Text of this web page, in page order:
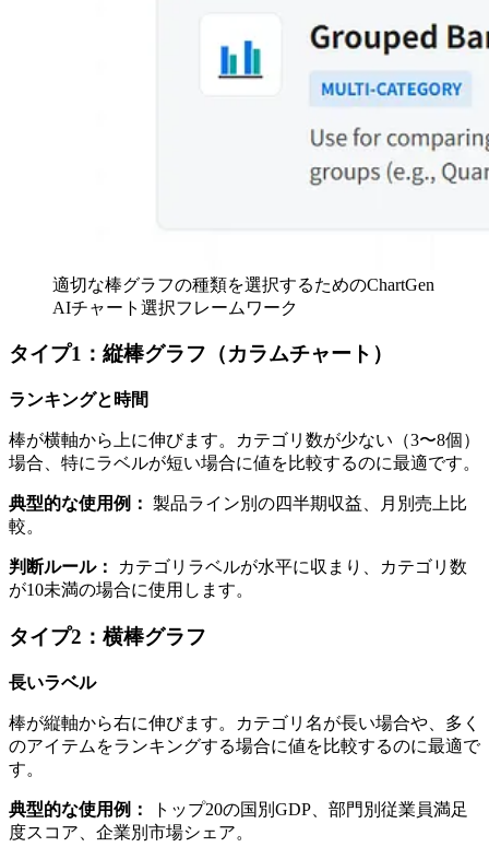
適切な棒グラフの種類を選択するためのChartGen
AIチャート選択フレームワーク
タイプ1：縦棒グラフ（カラムチャート）
ランキングと時間
棒が横軸から上に伸びます。カテゴリ数が少ない（3〜8個）
場合、特にラベルが短い場合に値を比較するのに最適です。
典型的な使用例： 製品ライン別の四半期収益、月別売上比
較。
判断ルール：
カテゴリラベルが水平に収まり、カテゴリ数
が10未満の場合に使用します。
タイプ2：横棒グラフ
長いラベル
棒が縦軸から右に伸びます。カテゴリ名が長い場合や、多く
のアイテムをランキングする場合に値を比較するのに最適で
す。
典型的な使用例：
トップ20の国別GDP、部門別従業員満足
度スコア、企業別市場シェア。